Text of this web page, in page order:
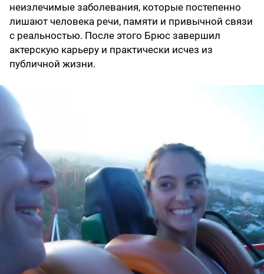
неизлечимые заболевания, которые постепенно
лишают человека речи, памяти и привычной связи
с реальностью. После этого Брюс завершил
актерскую карьеру и практически исчез из
публичной жизни.